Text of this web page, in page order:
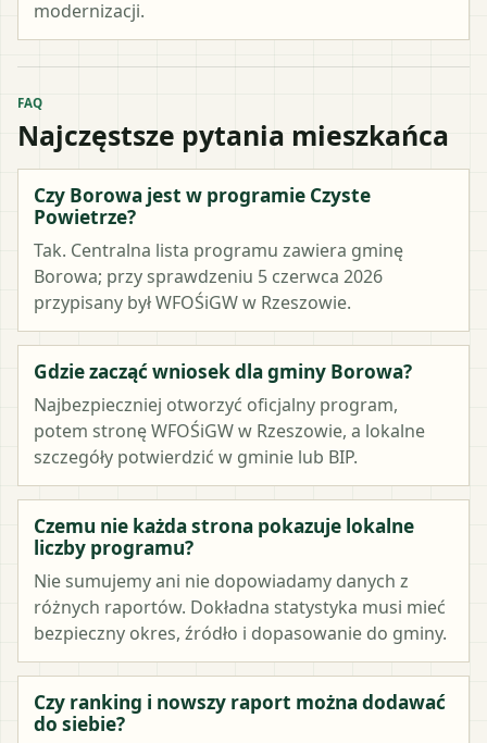
modernizacji.
FAQ
Najczęstsze pytania mieszkańca
Czy Borowa jest w programie Czyste
Powietrze?
Tak. Centralna lista programu zawiera gminę
Borowa; przy sprawdzeniu 5 czerwca 2026
przypisany był WFOŚiGW w Rzeszowie.
Gdzie zacząć wniosek dla gminy Borowa?
Najbezpieczniej otworzyć oficjalny program,
potem stronę WFOŚiGW w Rzeszowie, a lokalne
szczegóły potwierdzić w gminie lub BIP.
Czemu nie każda strona pokazuje lokalne
liczby programu?
Nie sumujemy ani nie dopowiadamy danych z
różnych raportów. Dokładna statystyka musi mieć
bezpieczny okres, źródło i dopasowanie do gminy.
Czy ranking i nowszy raport można dodawać
do siebie?